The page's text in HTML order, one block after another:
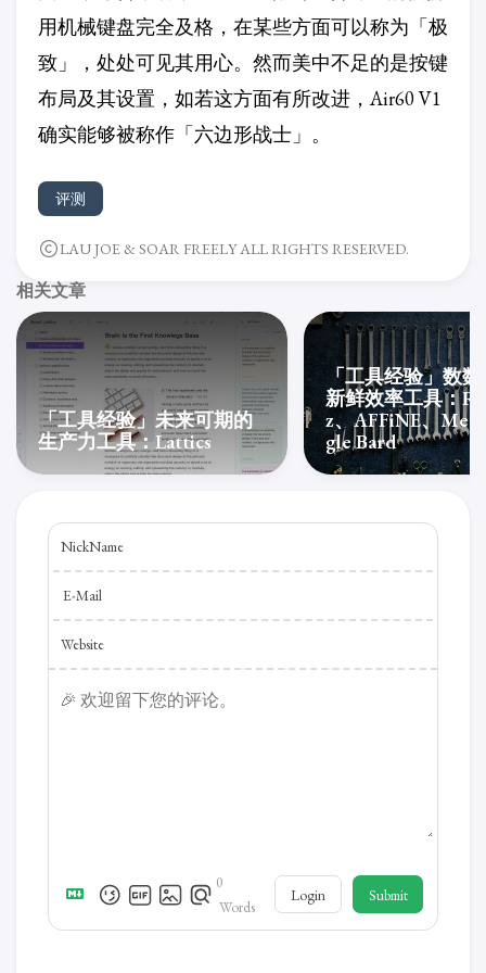
用机械键盘完全及格，在某些方面可以称为「极
致」，处处可见其用心。然而美中不足的是按键
布局及其设置，如若这方面有所改进，Air60 V1
确实能够被称作「六边形战士」。
评测
LAU JOE & SOAR FREELY ALL RIGHTS RESERVED.
相关文章
「工具经验」未来可期的
生产力工具：Lattics
「工具经验」数
新鲜效率工具：
z、AFFiNE、
gle Bard
NickName
E-Mail
Website
0
Words
Login Submit